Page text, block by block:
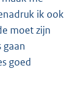
ik ook
moet zijn
gaan
goed